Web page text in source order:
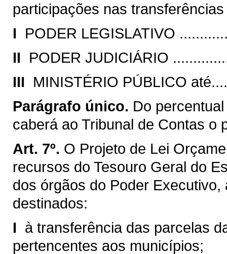
participações nas
I  PODER LEGISLATIVO
II  PODER JUDICIÁRIO
III  MINISTÉRIO PÚBLICO
Parágrafo único. Do
caberá ao Tribunal de Contas o
Art. 7º. O Projeto de Lei
recursos do Tesouro Geral do
dos órgãos do Poder
destinados:
I  à transferência das parcelas
pertencentes aos municípios;